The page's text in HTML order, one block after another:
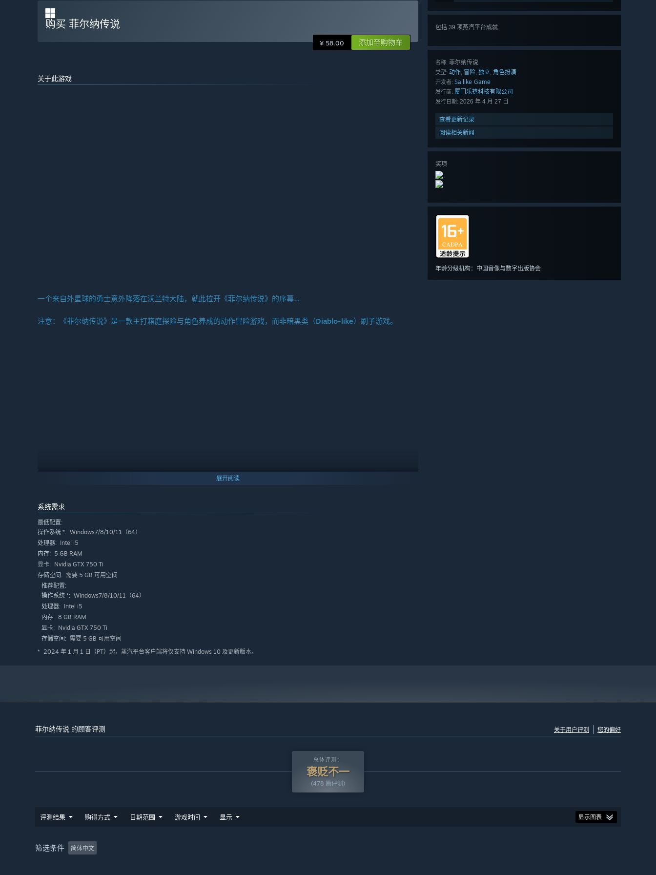
包括 39 项蒸汽平台成就
名称: 菲尔纳传说
类型: 动作, 冒险, 独立, 角色扮演
开发者: Sailike Game
发行商: 厦门乐禧科技有限公司
发行日期: 2026 年 4 月 27 日
查看更新记录
阅读相关新闻
奖项
年龄分级机构：中国音像与数字出版协会
购买 菲尔纳传说
¥ 58.00 添加至购物车
关于此游戏
一个来自外星球的勇士意外降落在沃兰特大陆，就此拉开《菲尔纳传说》的序幕…
注意：《菲尔纳传说》是一款主打箱庭探险与角色养成的动作冒险游戏，而非暗黑类（Diablo-like）刷子游戏。
踏入9座纯手工打造的大型地下城
藏匿的宝箱、精巧的机关、隐秘的通道……唯有运用智慧与游戏中逐渐解锁的特殊秘技，才能揭开所有谜题，找到那些只属于探
索者的珍贵宝藏。每一次破解，都是一次“柳暗花明”的惊喜！
展开阅读
系统需求
最低配置:
操作系统 *: Windows7/8/10/11（64）
处理器: Intel i5
内存: 5 GB RAM
显卡: Nvidia GTX 750 Ti
存储空间: 需要 5 GB 可用空间
推荐配置:
操作系统 *: Windows7/8/10/11（64）
处理器: Intel i5
内存: 8 GB RAM
显卡: Nvidia GTX 750 Ti
存储空间: 需要 5 GB 可用空间
* 2024 年 1 月 1 日（PT）起，蒸汽平台客户端将仅支持 Windows 10 及更新版本。
菲尔纳传说 的顾客评测 关于用户评测 您的偏好
总体评测：
褒贬不一
(478 篇评测)
评测结果 购得方式 日期范围 游戏时间 显示 显示图表
筛选条件 简体中文